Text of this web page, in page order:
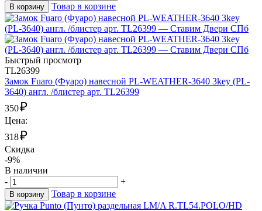
В корзину Товар в корзине
Быстрый просмотр
TL26399
Замок Fuaro (Фуаро) навесной PL-WEATHER-3640 3key (PL-
3640) англ. /блистер арт. TL26399
350₽
Цена:
318₽
Скидка
-9%
В наличии
-
+
В корзину Товар в корзине